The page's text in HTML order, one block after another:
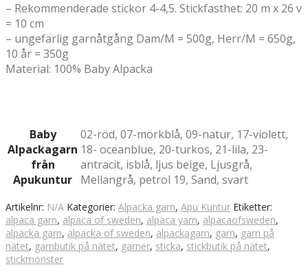
– Rekommenderade stickor 4-4,5. Stickfasthet: 20 m x 26 v
= 10 cm
– ungefärlig garnåtgång Dam/M = 500g, Herr/M = 650g,
10 år = 350g
Material: 100% Baby Alpacka
Baby
Alpackagarn
från
Apukuntur
02-röd, 07-mörkblå, 09-natur, 17-violett,
18- oceanblue, 20-turkos, 21-lila, 23-
antracit, isblå, ljus beige, Ljusgrå,
Mellangrå, petrol 19, Sand, svart
Artikelnr: N/A Kategorier: Alpacka garn, Apu Kuntur Etiketter:
alpaca garn, alpaca of sweden, alpaca yarn, alpacaofsweden,
alpacka garn, alpacka of sweden, alpackagarn, garn, garn på
nätet, garnbutik på nätet, garner, sticka, stickbutik på nätet,
stickmönster